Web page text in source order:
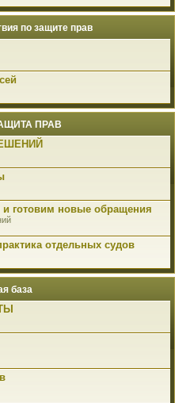
по защите прав
ПРАВ
готовим новые обращения
отдельных судов
база